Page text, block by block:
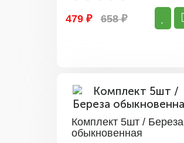
479 ₽ 658 ₽
Комплект 5шт / Береза
обыкновенная